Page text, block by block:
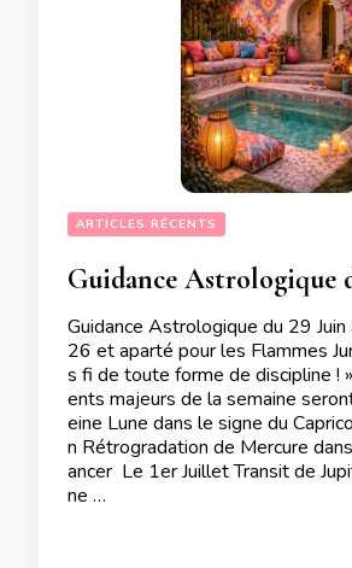
ARTICLES RÉCENTS
Guidance Astrologique du 29
26 et aparté pour les Flammes
s fi de toute forme de discipline !
ents majeurs de la semaine
eine Lune dans le signe du
n Rétrogradation de Mercure
ancer Le 1er Juillet Transit de
ne …